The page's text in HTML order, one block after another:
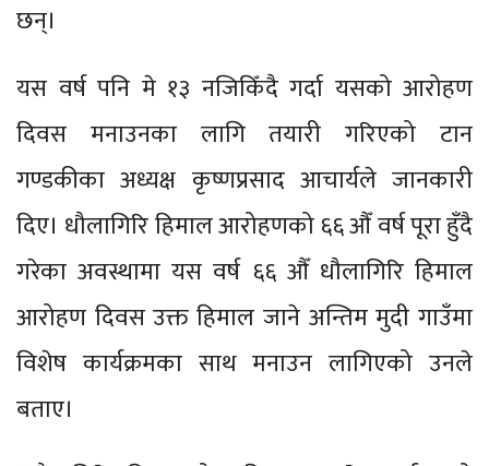
छन्।
यस वर्ष पनि मे १३ नजिकिँदै गर्दा यसको आरोहण
दिवस मनाउनका लागि तयारी गरिएको टान
गण्डकीका अध्यक्ष कृष्णप्रसाद आचार्यले जानकारी
दिए। धौलागिरि हिमाल आरोहणको ६६ औँ वर्ष पूरा हुँदै
गरेका अवस्थामा यस वर्ष ६६ औँ धौलागिरि हिमाल
आरोहण दिवस उक्त हिमाल जाने अन्तिम मुदी गाउँमा
विशेष कार्यक्रमका साथ मनाउन लागिएको उनले
बताए।